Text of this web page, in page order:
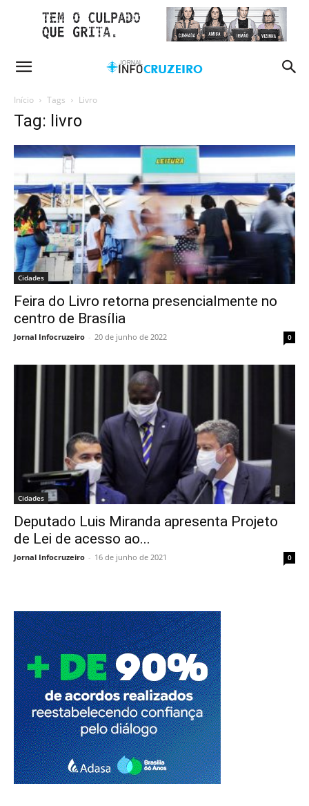
Início Tags Livro
Tag: livro
Cidades
Feira do Livro retorna presencialmente no
centro de Brasília
Jornal Infocruzeiro - 20 de junho de 2022 0
Cidades
Deputado Luis Miranda apresenta Projeto
de Lei de acesso ao...
Jornal Infocruzeiro - 16 de junho de 2021 0